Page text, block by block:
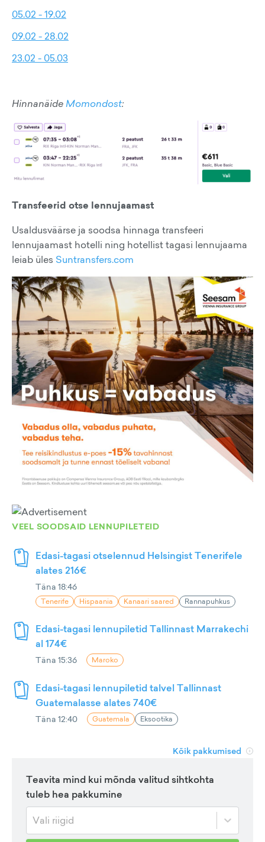
05.02 - 19.02
09.02 - 28.02
23.02 - 05.03
HinnanäideMomondost:
Transfeerid otse lennujaamast
Usaldusväärse ja soodsa hinnaga transfeeri
lennujaamast hotelli ning hotellist tagasi lennujaama
leiab üles Suntransfers.com
VEEL SOODSAID LENNUPILETEID
Edasi-tagasi otselennud Helsingist Tenerifele
alates 216€
Täna 18:46
Tenerife Hispaania Kanaari saared Rannapuhkus
Edasi-tagasi lennupiletid Tallinnast Marrakechi
al 174€
Täna 15:36 Maroko
Edasi-tagasi lennupiletid talvel Tallinnast
Guatemalasse alates 740€
Täna 12:40 Guatemala Eksootika
Kõik pakkumised
Teavita mind kui mõnda valitud sihtkohta
tuleb hea pakkumine
Vali riigid